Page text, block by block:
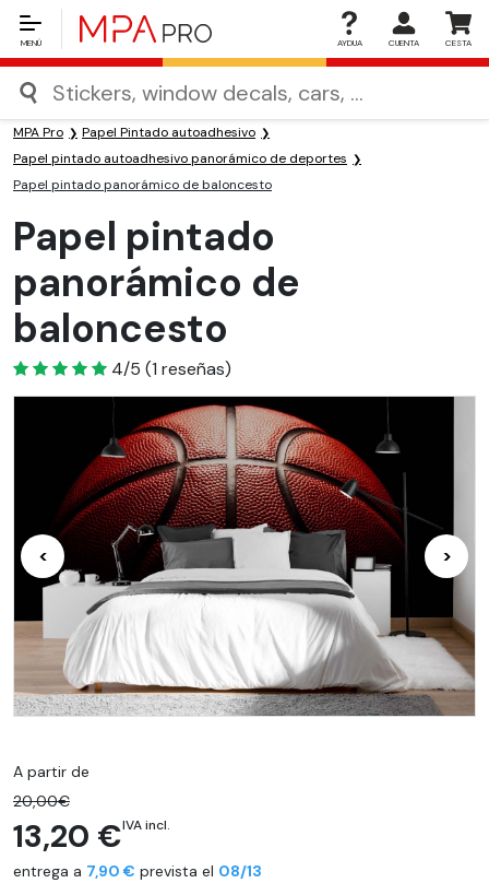
MENÚ AYDUA CUENTA CESTA
MPA Pro
Papel Pintado autoadhesivo
Papel pintado autoadhesivo panorámico de deportes
Papel pintado panorámico de baloncesto
Papel pintado
panorámico de
baloncesto
4
4/5 (1 reseñas)
< >
A partir de
20,00€
13,20 €IVA incl.
entrega a 7,90 € prevista el 08/13